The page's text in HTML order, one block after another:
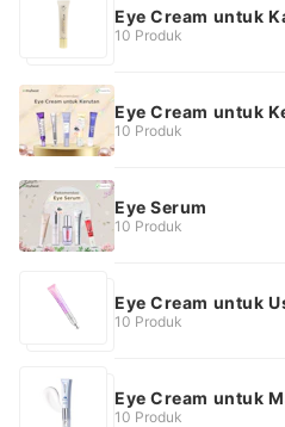
Eye Cream untuk
10 Produk
Eye Cream untuk
10 Produk
Eye Serum
10 Produk
Eye Cream untuk
10 Produk
Eye Cream untuk
10 Produk